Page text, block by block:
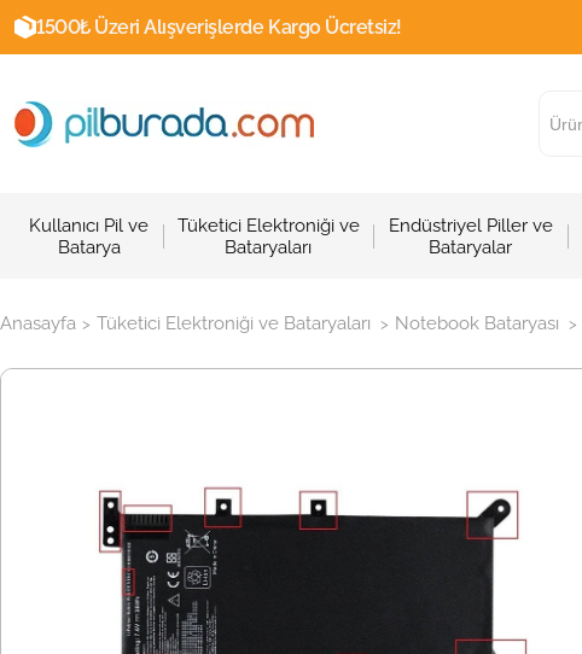
1500₺ Üzeri Alışverişlerde Kargo Ücretsiz!
Kullanıcı Pil ve
Batarya
Tüketici Elektroniği ve
Bataryaları
Endüstriyel Piller ve
Bataryalar
Anasayfa > Tüketici Elektroniği ve Bataryaları > Notebook Bataryası >